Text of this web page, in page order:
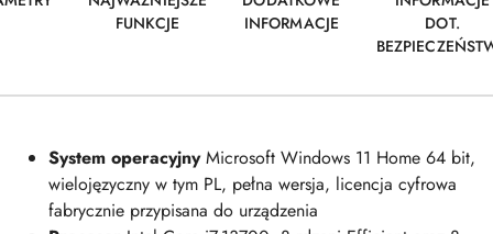
FUNKCJE
INFORMACJE
DOT.
System operacyjnyMicrosoft Windows 11 Home 64 bit,
wielojęzyczny w tym PL, pełna wersja, licencja cyfrowa
fabrycznie przypisana do urządzenia